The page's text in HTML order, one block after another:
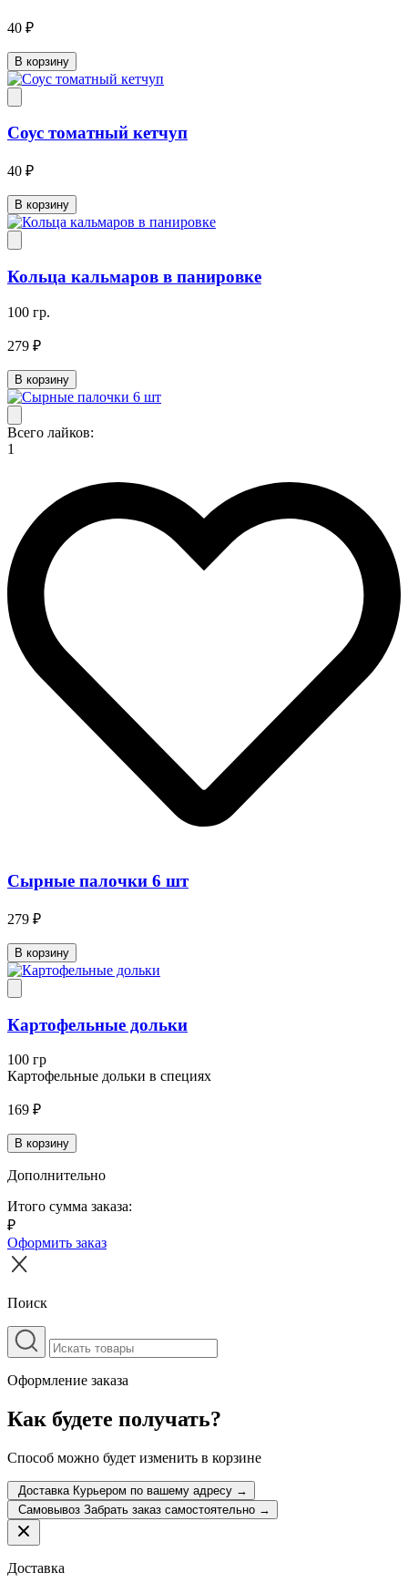
40 ₽
В корзину
Соус томатный кетчуп
40 ₽
В корзину
Кольца кальмаров в панировке
100 гр.
279 ₽
В корзину
Всего лайков:
1
Сырные палочки 6 шт
279 ₽
В корзину
Картофельные дольки
100 гр
Картофельные дольки в специях
169 ₽
В корзину
Дополнительно
Итого сумма заказа:
₽
Оформить заказ
Поиск
Оформление заказа
Как будете получать?
Способ можно будет изменить в корзине
Доставка Курьером по вашему адресу →
Самовывоз Забрать заказ самостоятельно →
Доставка